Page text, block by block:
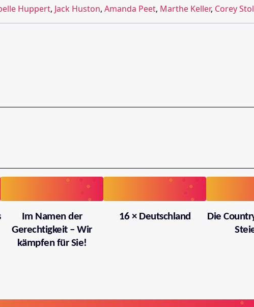
Huppert, Jack Huston, Amanda Peet, Marthe Keller, Corey
Im Namen der
Gerechtigkeit – Wir
kämpfen für Sie!
16 × Deutschland
Die